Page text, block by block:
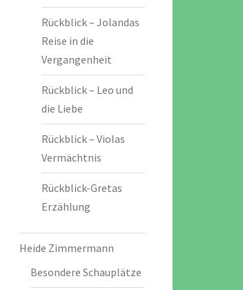
Rückblick – Jolandas
Reise in die
Vergangenheit
Rückblick – Leo und
die Liebe
Rückblick – Violas
Vermächtnis
Rückblick-Gretas
Erzählung
Heide Zimmermann
Besondere Schauplätze